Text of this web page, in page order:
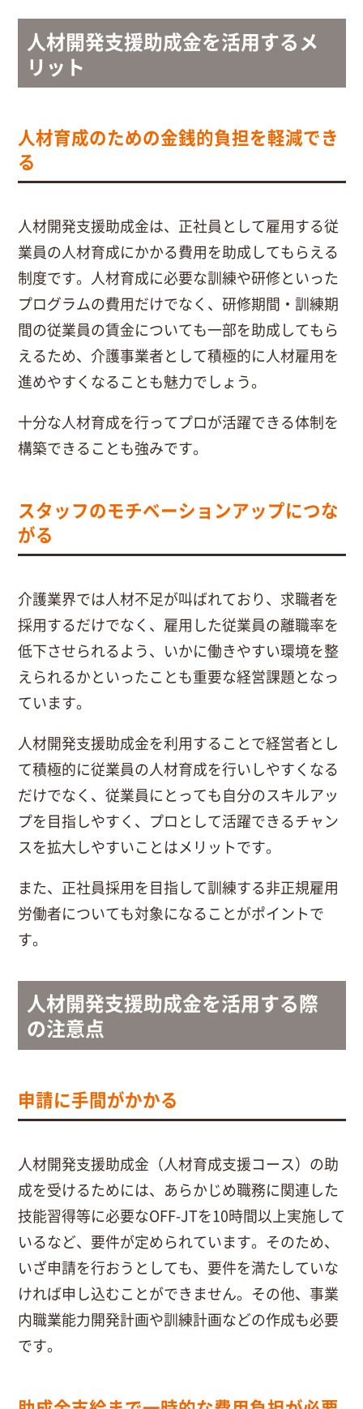
人材開発支援助成金を活用するメ
リット
人材育成のための金銭的負担を軽減でき
る
人材開発支援助成金は、正社員として雇用する従
業員の人材育成にかかる費用を助成してもらえる
制度です。人材育成に必要な訓練や研修といった
プログラムの費用だけでなく、研修期間・訓練期
間の従業員の賃金についても一部を助成してもら
えるため、介護事業者として積極的に人材雇用を
進めやすくなることも魅力でしょう。
十分な人材育成を行ってプロが活躍できる体制を
構築できることも強みです。
スタッフのモチベーションアップにつな
がる
介護業界では人材不足が叫ばれており、求職者を
採用するだけでなく、雇用した従業員の離職率を
低下させられるよう、いかに働きやすい環境を整
えられるかといったことも重要な経営課題となっ
ています。
人材開発支援助成金を利用することで経営者とし
て積極的に従業員の人材育成を行いしやすくなる
だけでなく、従業員にとっても自分のスキルアッ
プを目指しやすく、プロとして活躍できるチャン
スを拡大しやすいことはメリットです。
また、正社員採用を目指して訓練する非正規雇用
労働者についても対象になることがポイントで
す。
人材開発支援助成金を活用する際
の注意点
申請に手間がかかる
人材開発支援助成金（人材育成支援コース）の助
成を受けるためには、あらかじめ職務に関連した
技能習得等に必要なOFF-JTを10時間以上実施して
いるなど、要件が定められています。そのため、
いざ申請を行おうとしても、要件を満たしていな
ければ申し込むことができません。その他、事業
内職業能力開発計画や訓練計画などの作成も必要
です。